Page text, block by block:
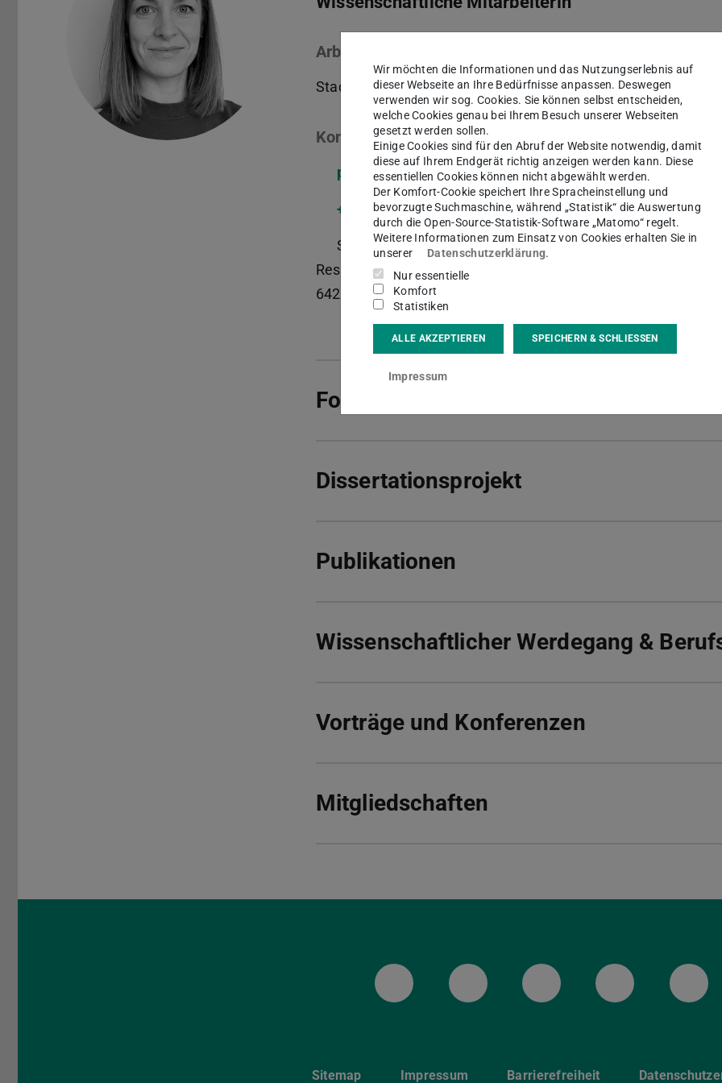
Arbeitsgebiet(e)
Stadt- und Raumsoziologie, DFG-Projekt TuWiK
Kontakt
plaenkers@ifs.tu-...
+49 6151/16-57428
S3|13 333
Residenzschloss 1
64283
Darmstadt
Forschungsinteressen
Dissertationsprojekt
Publikationen
Wissenschaftlicher Werdegang &
Vorträge und Konferenzen
Mitgliedschaften
LinkedIn-Seite der TU Darmstadt
Instagram-Kanal der TU
Bluesky-Kanal der
Sitemap Impressum Barrierefreiheit
Wir möchten die Informationen und das Nutzungserlebnis auf
dieser Webseite an Ihre Bedürfnisse anpassen. Deswegen
verwenden wir sog. Cookies. Sie können selbst entscheiden,
welche Cookies genau bei Ihrem Besuch unserer Webseiten
gesetzt werden sollen.
Einige Cookies sind für den Abruf der Website notwendig, damit
diese auf Ihrem Endgerät richtig anzeigen werden kann. Diese
essentiellen Cookies können nicht abgewählt werden.
Der Komfort-Cookie speichert Ihre Spracheinstellung und
bevorzugte Suchmaschine, während „Statistik“ die Auswertung
durch die Open-Source-Statistik-Software „Matomo“ regelt.
Weitere Informationen zum Einsatz von Cookies erhalten Sie in
unserer
Datenschutzerklärung.
Nur essentielle
Komfort
Statistiken
ALLE AKZEPTIEREN SPEICHERN & SCHLIESSEN
Impressum